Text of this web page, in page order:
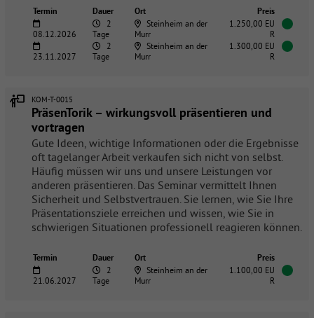
Termin Dauer Ort Preis
08.12.2026
2
Tage
Steinheim an der
Murr
1.250,00 EU
R
23.11.2027
2
Tage
Steinheim an der
Murr
1.300,00 EU
R
KOM-T-0015
PräsenTorik – wirkungsvoll präsentieren und
vortragen
Gute Ideen, wichtige Informationen oder die Ergebnisse
oft tagelanger Arbeit verkaufen sich nicht von selbst.
Häufig müssen wir uns und unsere Leistungen vor
anderen präsentieren. Das Seminar vermittelt Ihnen
Sicherheit und Selbstvertrauen. Sie lernen, wie Sie Ihre
Präsentationsziele erreichen und wissen, wie Sie in
schwierigen Situationen professionell reagieren können.
Termin Dauer Ort Preis
21.06.2027
2
Tage
Steinheim an der
Murr
1.100,00 EU
R